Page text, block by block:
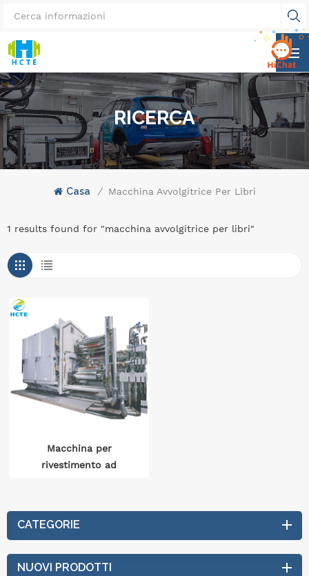
RICERCA
Casa / Macchina Avvolgitrice Per Libri
1 results found for "macchina avvolgitrice per libri"
Macchina per
rivestimento ad
CATEGORIE
NUOVI PRODOTTI